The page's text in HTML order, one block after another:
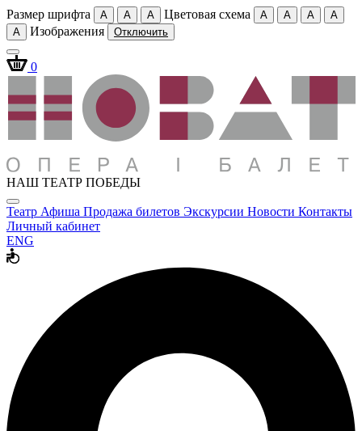
Размер шрифта A A A Цветовая схема A A A
A
A
Изображения Отключить
0
НАШ ТЕАТР ПОБЕДЫ
Театр Афиша Продажа билетов Экскурсии Новости Контакты
Личный кабинет
ENG